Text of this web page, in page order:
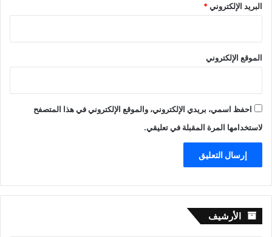
البريد الإلكتروني*
الموقع الإلكتروني
احفظ اسمي، بريدي الإلكتروني، والموقع الإلكتروني في هذا المتصفح
لاستخدامها المرة المقبلة في تعليقي.
الأرشيف الأرشيف